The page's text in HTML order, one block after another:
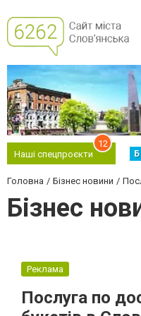
Наші спецпроєкти
12
Б
Головна Бізнес новини
Бізнес
Реклама
Послуга по